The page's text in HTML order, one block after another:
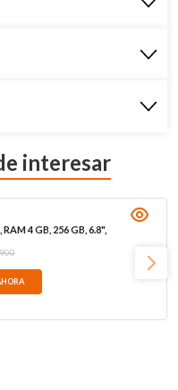
interesar
4 GB, 256 GB, 6.8",